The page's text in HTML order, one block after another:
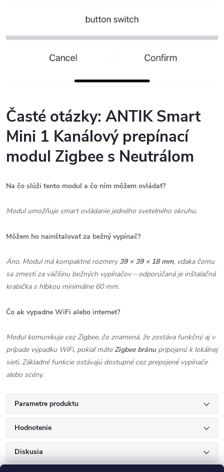
Časté otázky: ANTIK Smart
Mini 1 Kanálový prepínací
modul Zigbee s Neutrálom
Na čo slúži tento modul a čo ním môžem ovládať?
Modul umožňuje smart ovládanie jedného svetelného okruhu.
Môžem ho nainštalovať za bežný vypínač?
Áno. Modul má kompaktné rozmery39 × 39 × 18 mm, vďaka čomu
sa zmestí za väčšinu bežných vypínačov – odporúčaná je inštalačná
krabička s hĺbkou minimálne 60 mm.
Čo ak vypadne WiFi alebo internet?
Modul komunikuje cez Zigbee, čo znamená, že zostáva funkčný aj v
prípade výpadku WiFi, pokiaľ máteZigbee bránupripojenú k lokálnej
sieti. Základné funkcie ostávajú dostupné cez prepojené vypínače
alebo scény.
Parametre produktu
Hodnotenie
Diskusia